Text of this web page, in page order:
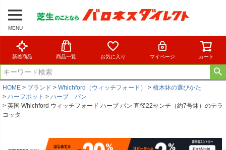
MENU
新着商品 商品一覧 お気に入り マイページ カート
HOME ブランド Whichford（ウィッチフォード）
植木鉢の選びかた
ハーフポット
ハーブ パン
英国 Whichford ウィッチフォード ハーブ パン 直径22センチ（約7号鉢）のテラ
コッタ